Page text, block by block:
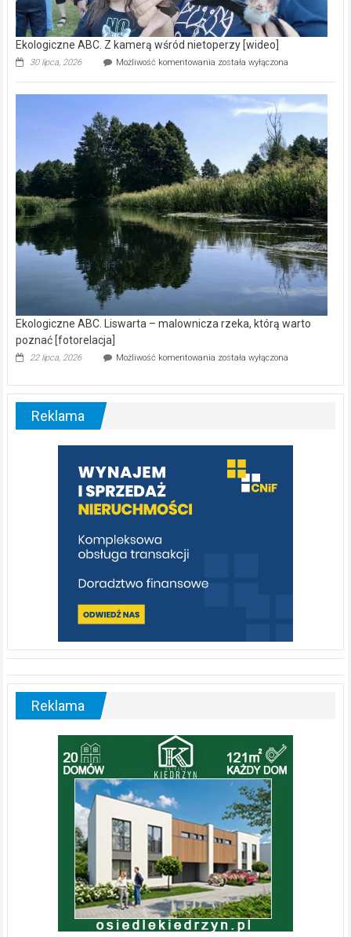
Ekologiczne ABC. Z kamerą wśród nietoperzy [wideo]
30 lipca, 2026 Możliwość komentowania Ekologiczne
kamerą
wśród
została wyłączona
Ekologiczne ABC. Liswarta – malownicza rzeka, którą warto
poznać [fotorelacja]
22 lipca, 2026 Możliwość komentowania Ekologiczne
–
warto
poznać
[fotorelacja]
została wyłączona
Reklama
Reklama